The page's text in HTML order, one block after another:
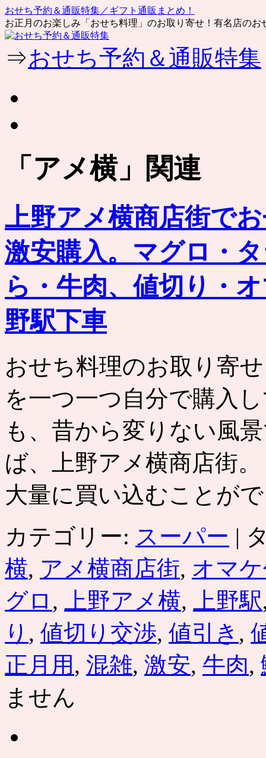
おせち予約＆通販特集／ギフト通販まとめ！
お正月のお楽しみ「おせち料理」のお取り寄せ！有名店のお
ン
ツ
ス
⇒おせち予約＆通販特集
「 アメ横」関連
上野アメ横商店街で
激安購入。マグロ・
ら・牛肉、値切り・
野駅下車
おせち料理のお取り寄
を一つ一つ自分で購入
も、昔から変りない風
ば、上野アメ横商店街
大量に買い込むことが
カテゴリー: スーパー |
横, アメ横商店街, オマ
グロ , 上野アメ横, 上野駅
り , 値切り交渉, 値引き ,
正月用 , 混雑, 激安, 牛肉,
ません